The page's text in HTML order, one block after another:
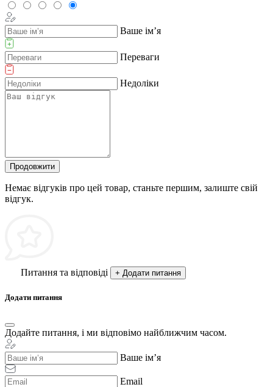
Ваше ім’я
Переваги
Недоліки
Продовжити
Немає відгуків про цей товар, станьте першим, залиште свій
відгук.
Питання та відповіді + Додати питання
Додати питання
Додайте питання, і ми відповімо найближчим часом.
Ваше ім’я
Email